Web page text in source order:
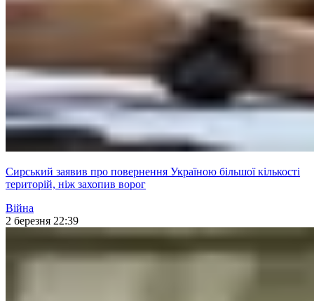
Сирський заявив про повернення Україною більшої кількості
територій, ніж захопив ворог
Війна
2 березня 22:39